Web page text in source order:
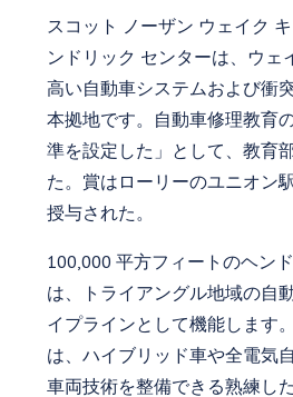
スコット ノーザン ウェイク
ンドリック センターは、ウェ
高い自動車システムおよび衝
本拠地です。自動車修理教育
準を設定した」として、教育
た。賞はローリーのユニオン
授与された。
100,000 平方フィートのヘン
は、トライアングル地域の自
イプラインとして機能します
は、ハイブリッド車や全電気
車両技術を整備できる熟練し